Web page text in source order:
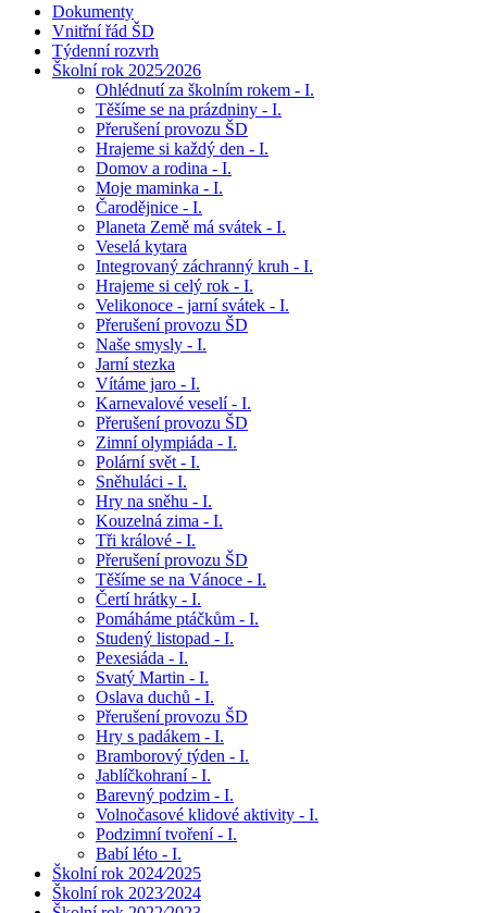
Dokumenty
Vnitřní řád ŠD
Týdenní rozvrh
Školní rok 2025⁄2026
Ohlédnutí za školním rokem - I.
Těšíme se na prázdniny - I.
Přerušení provozu ŠD
Hrajeme si každý den - I.
Domov a rodina - I.
Moje maminka - I.
Čarodějnice - I.
Planeta Země má svátek - I.
Veselá kytara
Integrovaný záchranný kruh - I.
Hrajeme si celý rok - I.
Velikonoce - jarní svátek - I.
Přerušení provozu ŠD
Naše smysly - I.
Jarní stezka
Vítáme jaro - I.
Karnevalové veselí - I.
Přerušení provozu ŠD
Zimní olympiáda - I.
Polární svět - I.
Sněhuláci - I.
Hry na sněhu - I.
Kouzelná zima - I.
Tři králové - I.
Přerušení provozu ŠD
Těšíme se na Vánoce - I.
Čertí hrátky - I.
Pomáháme ptáčkům - I.
Studený listopad - I.
Pexesiáda - I.
Svatý Martin - I.
Oslava duchů - I.
Přerušení provozu ŠD
Hry s padákem - I.
Bramborový týden - I.
Jablíčkohraní - I.
Barevný podzim - I.
Volnočasové klidové aktivity - I.
Podzimní tvoření - I.
Babí léto - I.
Školní rok 2024⁄2025
Školní rok 2023⁄2024